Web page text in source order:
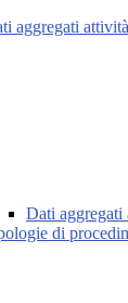
aggregati
Dati aggregati
di